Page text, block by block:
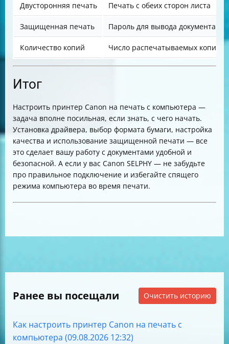
Двусторонняя печать Печать с обеих сторон листа
Защищенная печать Пароль для вывода документа
Количество копий Число распечатываемых копий
Итог
Настроить принтер Canon на печать с компьютера —
задача вполне посильная, если знать, с чего начать.
Установка драйвера, выбор формата бумаги, настройка
качества и использование защищенной печати — все
это сделает вашу работу с документами удобной и
безопасной. А если у вас Canon SELPHY — не забудьте
про правильное подключение и избегайте спящего
режима компьютера во время печати.
Ранее вы посещали Очистить историю
Как настроить принтер Canon на печать с
компьютера (09.08.2026 12:32)